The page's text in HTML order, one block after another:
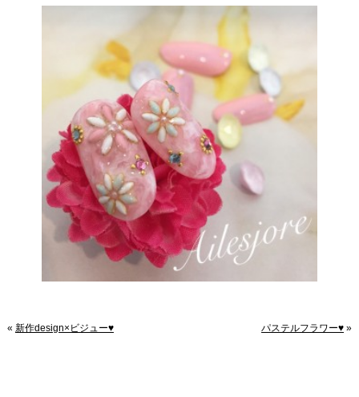
« 新作design×ビジュー♥️ パステルフラワー♥️ »